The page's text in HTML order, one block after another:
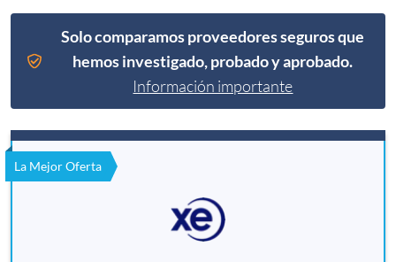
Solo comparamos proveedores seguros que
hemos investigado, probado y aprobado.
Información importante
La Mejor Oferta